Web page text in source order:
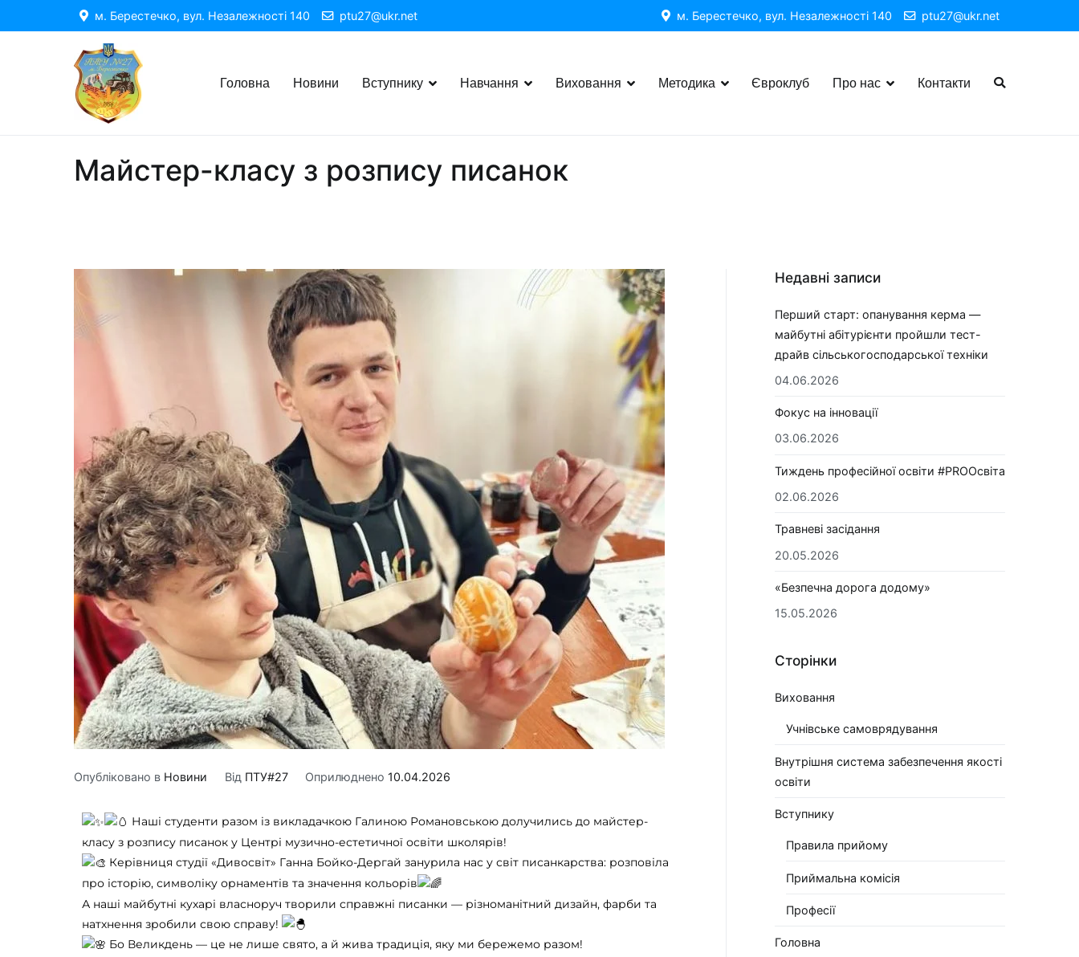
м. Берестечко, вул. Незалежності 140 ptu27@ukr.net м. Берестечко, вул. Незалежності 140 ptu27@ukr.net
Професійно-технічне училище №27 міста Берестечка
Головна Новини Вступнику Навчання Виховання Методика Євроклуб Про нас Контакти
Майстер-класу з розпису писанок
Опубліковано в Новини Від ПТУ#27 Оприлюднено 10.04.2026
Наші студенти разом із викладачкою Галиною Романовською долучились до майстер-
класу з розпису писанок у Центрі музично-естетичної освіти школярів!
Керівниця студії «Дивосвіт» Ганна Бойко-Дергай занурила нас у світ писанкарства: розповіла
про історію, символіку орнаментів та значення кольорів
А наші майбутні кухарі власноруч творили справжні писанки — різноманітний дизайн, фарби та
натхнення зробили свою справу!
Бо Великдень — це не лише свято, а й жива традиція, яку ми бережемо разом!
Недавні записи
Перший старт: опанування керма —
майбутні абітурієнти пройшли тест-
драйв сільськогосподарської техніки
04.06.2026
Фокус на інновації
03.06.2026
Тиждень професійної освіти #PROОсвіта
02.06.2026
Травневі засідання
20.05.2026
«Безпечна дорога додому»
15.05.2026
Сторінки
Виховання
Учнівське самоврядування
Внутрішня система забезпечення якості
освіти
Вступнику
Правила прийому
Приймальна комісія
Професії
Головна